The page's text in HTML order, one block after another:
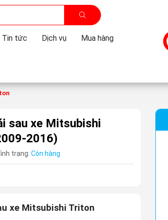
Tin tức Dịch vụ Mua hàng
sau xe Mitsubishi
2016)
trạng: Còn hàng
xe Mitsubishi Triton